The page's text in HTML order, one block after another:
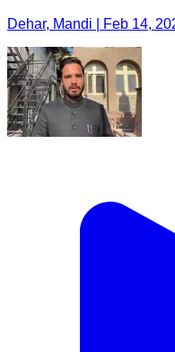
Dehar, Mandi | Feb 14,